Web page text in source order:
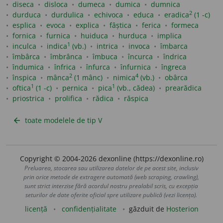
diseca
disloca dumeca dumica
dumnica
durduca
durdulica echivoca educa eradica2 (1 -c)
esplica
evoca explica fâștica ferica
formeca
fornica
furnica huiduca hurduca
implica
inculca
indica1 (vb.) intrica invoca
îmbarca
îmbârca
îmbrânca îmbuca încurca
îndrica
îndumica
înfrica înfurca înfurnica
îngreca
înspica
mânca2 (1 mânc) nimica4 (vb.)
obârca
oftica1 (1 -c) pernica pica1 (vb., cădea)
prearădica
priostrica
prolifica rădica răspica
arrow_back toate modelele de tip V
Copyright © 2004-2026 dexonline (https://dexonline.ro)
Preluarea, stocarea sau utilizarea datelor de pe acest site, inclusiv
prin orice metode de extragere automată (web scraping, crawling),
sunt strict interzise fără acordul nostru prealabil scris, cu excepția
seturilor de date oferite oficial spre utilizare publică (vezi licența).
licență confidențialitate găzduit de Hosterion